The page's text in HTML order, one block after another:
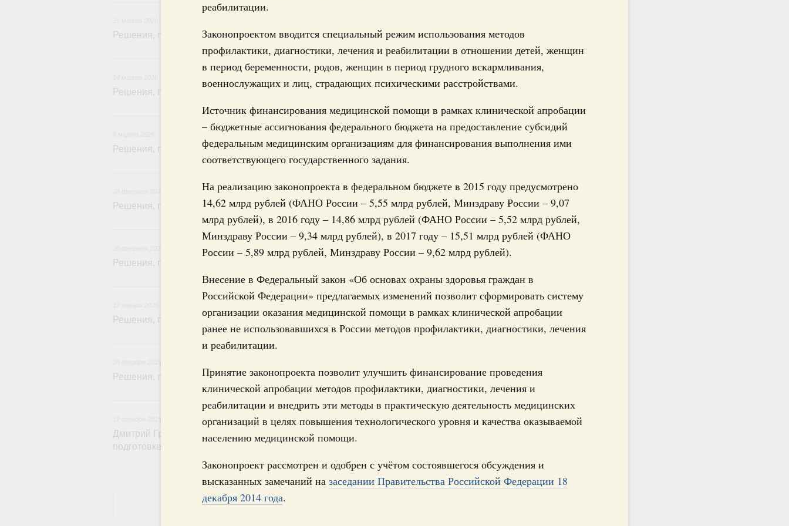
реабилитации.
Законопроектом вводится специальный режим использования методов
профилактики, диагностики, лечения и реабилитации в отношении детей, женщин
в период беременности, родов, женщин в период грудного вскармливания,
военнослужащих и лиц, страдающих психическими расстройствами.
Источник финансирования медицинской помощи в рамках клинической апробации
– бюджетные ассигнования федерального бюджета на предоставление субсидий
федеральным медицинским организациям для финансирования выполнения ими
соответствующего государственного задания.
На реализацию законопроекта в федеральном бюджете в 2015 году предусмотрено
14,62 млрд рублей (ФАНО России – 5,55 млрд рублей, Минздраву России – 9,07
млрд рублей), в 2016 году – 14,86 млрд рублей (ФАНО России – 5,52 млрд рублей,
Минздраву России – 9,34 млрд рублей), в 2017 году – 15,51 млрд рублей (ФАНО
России – 5,89 млрд рублей, Минздраву России – 9,62 млрд рублей).
Внесение в Федеральный закон «Об основах охраны здоровья граждан в
Российской Федерации» предлагаемых изменений позволит сформировать систему
организации оказания медицинской помощи в рамках клинической апробации
ранее не использовавшихся в России методов профилактики, диагностики, лечения
и реабилитации.
Принятие законопроекта позволит улучшить финансирование проведения
клинической апробации методов профилактики, диагностики, лечения и
реабилитации и внедрить эти методы в практическую деятельность медицинских
организаций в целях повышения технологического уровня и качества оказываемой
населению медицинской помощи.
Законопроект рассмотрен и одобрен с учётом состоявшегося обсуждения и
высказанных замечаний на заседании Правительства Российской Федерации 18
декабря 2014 года.
Решения, принятые на заседании Правительства 19 марта 2026 года
14 марта, суббота
Решения, принятые на заседании Правительства 12 марта 2026 года
6 марта, пятница
Решения, принятые на заседании Правительства 5 марта 2026 года
Решения, принятые на заседании Правительства 27 февраля 2026 года
20 февраля, пятница
Решения, принятые на заседании Правительства 19 февраля 2026 года
17 января, суббота
Решения, принятые на заседании Правительства 15 января 2026 года
20 декабря 2025, суббота
Решения, принятые на заседании Правительства 18 декабря 2025 года
17 декабря 2025, среда
Дмитрий Григоренко: Правительство повысило исполнительскую дисциплину при
подготовке законопроектов и актов
Показать еще